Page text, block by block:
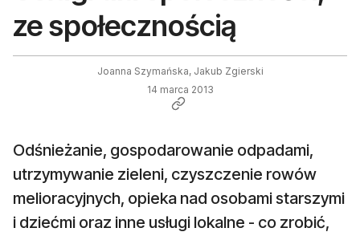
ze społecznością
Joanna Szymańska, Jakub Zgierski
14 marca 2013
Odśnieżanie, gospodarowanie odpadami,
utrzymywanie zieleni, czyszczenie rowów
melioracyjnych, opieka nad osobami starszymi
i dziećmi oraz inne usługi lokalne - co zrobić,